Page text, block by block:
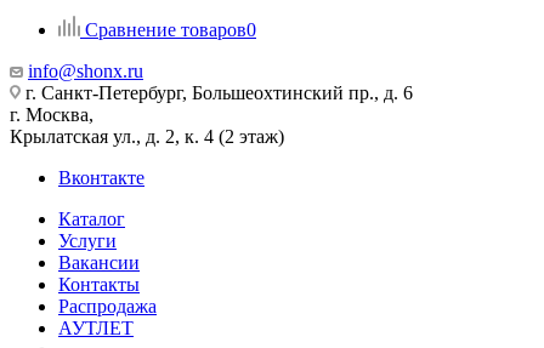
Сравнение товаров0
info@shonx.ru
г. Санкт-Петербург, Большеохтинский пр., д. 6
г. Москва,
Крылатская ул., д. 2, к. 4 (2 этаж)
Вконтакте
Каталог
Услуги
Вакансии
Контакты
Распродажа
АУТЛЕТ